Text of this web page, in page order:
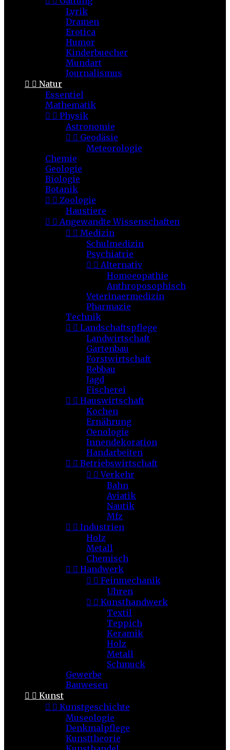
Lyrik
Dramen
Erotica
Humor
Kinderbuecher
Mundart
Journalismus
  Natur
Essentiel
Mathematik
  Physik
Astronomie
  Geodäsie
Meteorologie
Chemie
Geologie
Biologie
Botanik
  Zoologie
Haustiere
  Angewandte Wissenschaften
  Medizin
Schulmedizin
Psychiatrie
  Alternativ
Homoeopathie
Anthroposophisch
Veterinaermedizin
Pharmazie
Technik
  Landschaftspflege
Landwirtschaft
Gartenbau
Forstwirtschaft
Rebbau
Jagd
Fischerei
  Hauswirtschaft
Kochen
Ernährung
Oenologie
Innendekoration
Handarbeiten
  Betriebswirtschaft
  Verkehr
Bahn
Aviatik
Nautik
Mfz
  Industrien
Holz
Metall
Chemisch
  Handwerk
  Feinmechanik
Uhren
  Kunsthandwerk
Textil
Teppich
Keramik
Holz
Metall
Schmuck
Gewerbe
Bauwesen
  Kunst
  Kunstgeschichte
Museologie
Denkmalpflege
Kunsttheorie